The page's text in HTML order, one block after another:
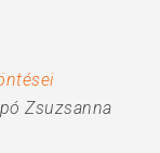
Zsuzsanna